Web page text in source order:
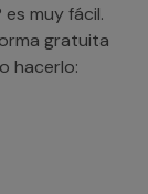
muy fácil.
gratuita
hacerlo: